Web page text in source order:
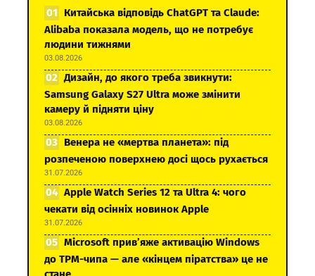
Китайська відповідь ChatGPT та Claude:
Alibaba показала модель, що не потребує
людини тижнями
03.08.2026
Дизайн, до якого треба звикнути:
Samsung Galaxy S27 Ultra може змінити
камеру й підняти ціну
03.08.2026
Венера не «мертва планета»: під
розпеченою поверхнею досі щось рухається
31.07.2026
Apple Watch Series 12 та Ultra 4: чого
чекати від осінніх новинок Apple
31.07.2026
Microsoft прив’яже активацію Windows
до TPM-чипа — але «кінцем піратства» це не